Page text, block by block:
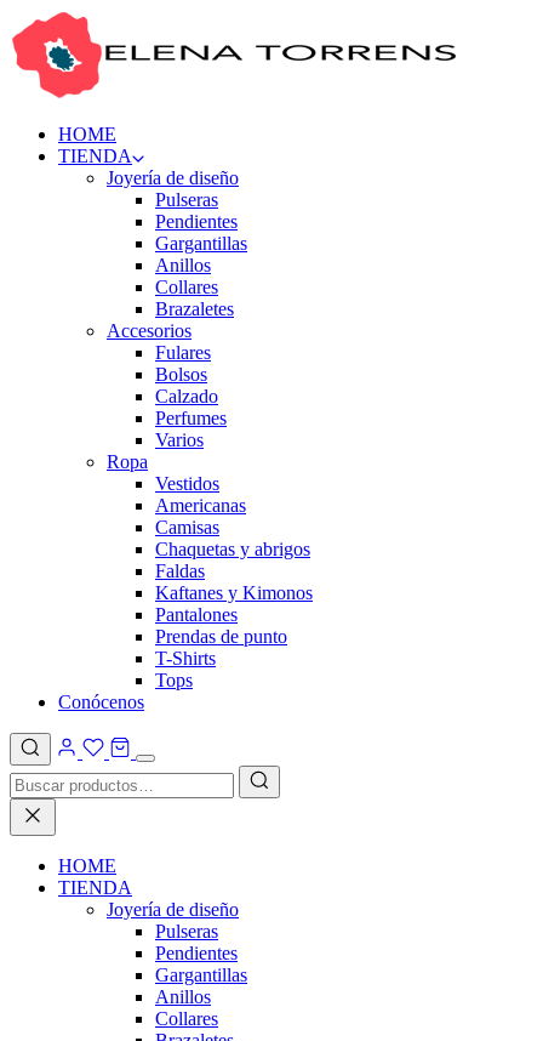
HOME
TIENDA
Joyería de diseño
Pulseras
Pendientes
Gargantillas
Anillos
Collares
Brazaletes
Accesorios
Fulares
Bolsos
Calzado
Perfumes
Varios
Ropa
Vestidos
Americanas
Camisas
Chaquetas y abrigos
Faldas
Kaftanes y Kimonos
Pantalones
Prendas de punto
T-Shirts
Tops
Conócenos
HOME
TIENDA
Joyería de diseño
Pulseras
Pendientes
Gargantillas
Anillos
Collares